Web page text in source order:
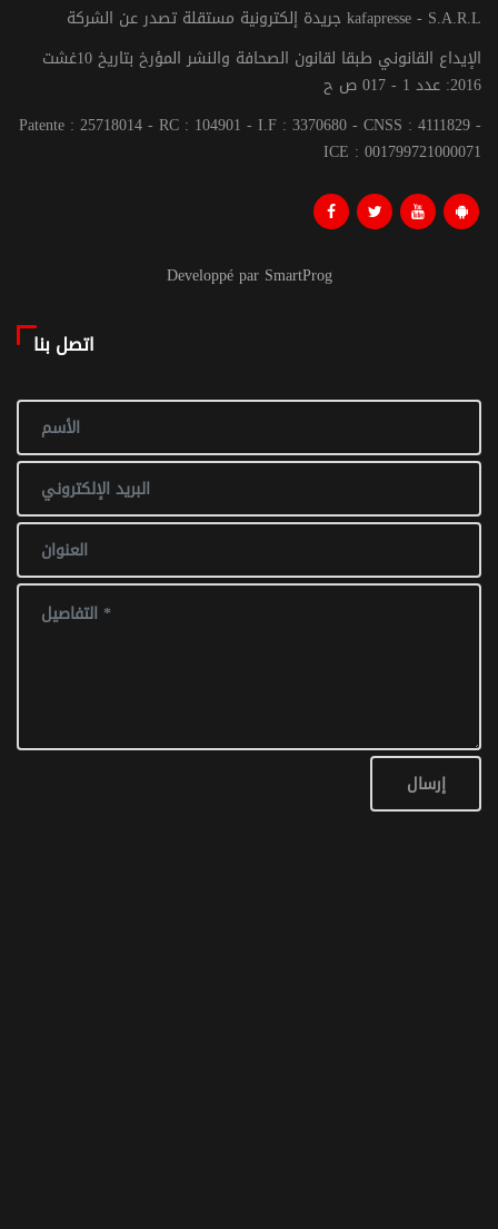
جريدة إلكترونية مستقلة تصدر عن الشركة kafapresse - S.A.R.L
الإيداع القانوني طبقا لقانون الصحافة والنشر المؤرخ بتاريخ 10غشت
2016: عدد 1 - 017 ص ح
Patente : 25718014 - RC : 104901 - I.F : 3370680 - CNSS : 4111829 -
ICE : 001799721000071
Developpé par SmartProg
اتصل بنا